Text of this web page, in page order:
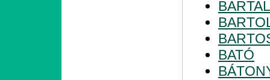
BARTAL
BATÓ